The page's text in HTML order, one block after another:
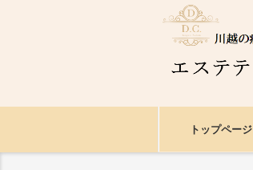
トップページ